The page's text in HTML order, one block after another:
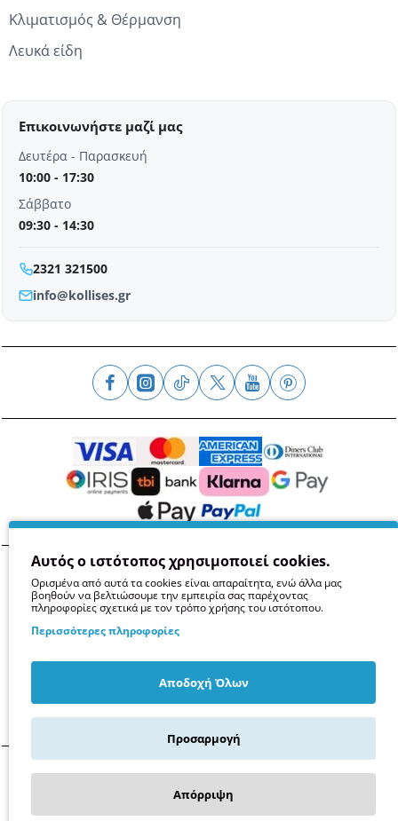
Κλιματισμός & Θέρμανση
Λευκά είδη
Επικοινωνήστε μαζί μας
Δευτέρα - Παρασκευή
10:00 - 17:30
Σάββατο
09:30 - 14:30
2321 321500
info@kollises.gr
ΌροιΑπόρρητοΑσφάλειαGDPR Cookies
© 2014 -2026Kollises.gr -
Σέρρες, Ελλάδα
Α.Φ.Μ. 999218818
Φίλτρα
Αυτός ο ιστότοπος χρησιμοποιεί cookies.
Ορισμένα από αυτά τα cookies είναι απαραίτητα, ενώ άλλα μας
βοηθούν να βελτιώσουμε την εμπειρία σας παρέχοντας
πληροφορίες σχετικά με τον τρόπο χρήσης του ιστότοπου.
Περισσότερες πληροφορίες
Αποδοχή Όλων
Προσαρμογή
Απόρριψη